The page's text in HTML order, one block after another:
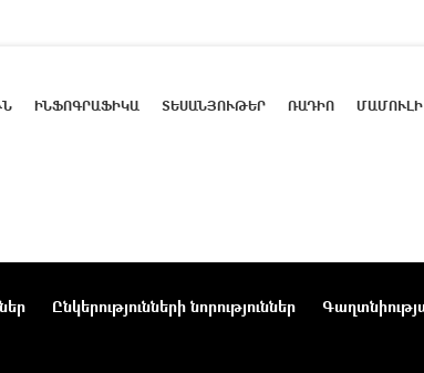
ԻՆՖՈԳՐԱՖԻԿԱ ՏԵՍԱՆՅՈՒԹԵՐ ՌԱԴԻՈ
Ընկերությունների նորություններ